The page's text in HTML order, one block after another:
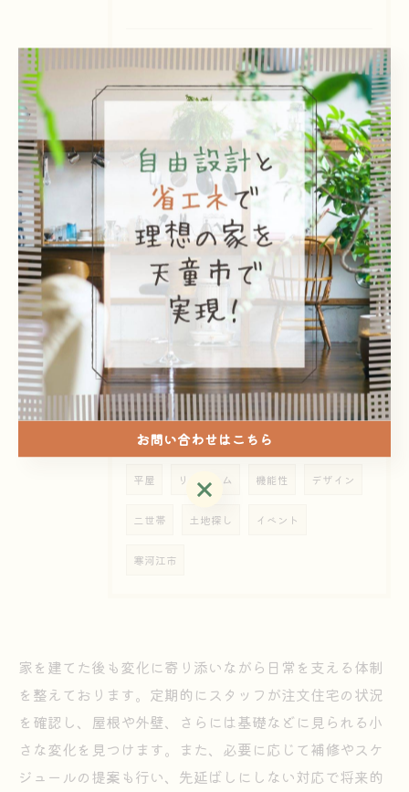
最近の投稿 Recent Posts
2025/12/29
年末年始に見直したい！“我が家の安全ポイント
2025/09/12
8月の新築住宅完成見学会の御礼
タグ Tags
天童市 注文住宅 自然素材
平屋 リフォーム 機能性 デザイン
二世帯 土地探し イベント
寒河江市
家を建てた後も変化に寄り添いながら日常を支える体制
を整えております。定期的にスタッフが注文住宅の状況
を確認し、屋根や外壁、さらには基礎などに見られる小
さな変化を見つけます。また、必要に応じて補修やスケ
ジュールの提案も行い、先延ばしにしない対応で将来的
お問い合わせはこちら
お問い合わせはこちら